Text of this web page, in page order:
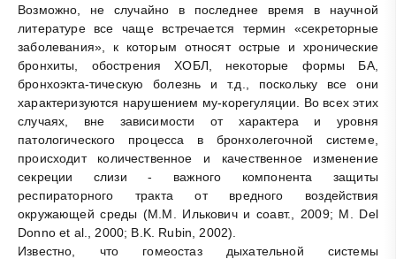
Возможно, не случайно в последнее время в научной
литературе все чаще встречается термин «секреторные
заболевания», к которым относят острые и хронические
бронхиты, обострения ХОБЛ, некоторые формы БА,
бронхоэкта-тическую болезнь и т.д., поскольку все они
характеризуются нарушением му-корегуляции. Во всех этих
случаях, вне зависимости от характера и уровня
патологического процесса в бронхолегочной системе,
происходит количественное и качественное изменение
секреции слизи - важного компонента защиты
респираторного тракта от вредного воздействия
окружающей среды (М.М. Илькович и соавт., 2009; M. Del
Donno et al., 2000; B.K. Rubin, 2002).
Известно, что гомеостаз дыхательной системы